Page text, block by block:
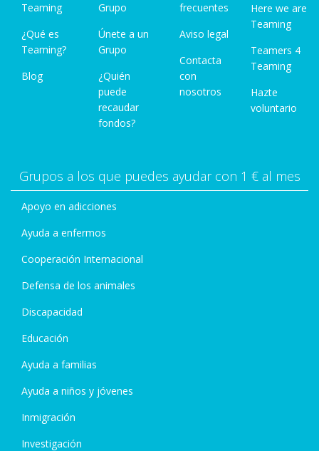
Teaming
¿Qué es
Teaming?
Blog
Grupo
Únete a un
Grupo
¿Quién
puede
recaudar
fondos?
frecuentes
Aviso legal
Contacta
con
nosotros
Here we are
Teaming
Teamers 4
Teaming
Hazte
voluntario
Grupos a los que puedes ayudar con 1 € al mes
Apoyo en adicciones
Ayuda a enfermos
Cooperación Internacional
Defensa de los animales
Discapacidad
Educación
Ayuda a familias
Ayuda a niños y jóvenes
Inmigración
Investigación